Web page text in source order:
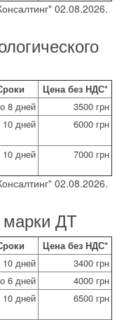
02.08.2026.
Цена без НДС*
8 дней
3500 грн
10 дней 6000 грн
10 дней 7000 грн
02.08.2026.
марки ДТ
Цена без НДС*
10 дней
3400 грн
6 дней
4000 грн
10 дней 6500 грн